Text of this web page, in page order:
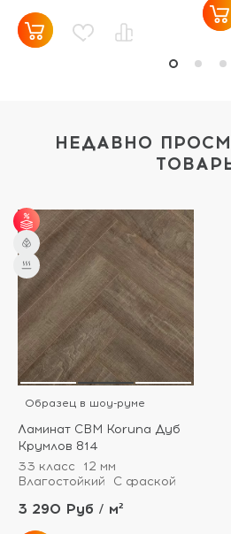
НЕДАВНО
от 31 м² - скидка 3%;
от 51 м² - скидка 5%.
Образец в шоу-руме
Ламинат CBM Koruna Дуб
Крумлов 814
33 класс
12 мм
Влагостойкий
С фаской
3 290 Руб / м²